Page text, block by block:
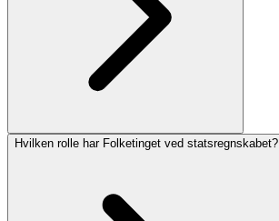
Hvilken rolle har Folketinget ved statsregnskabet?